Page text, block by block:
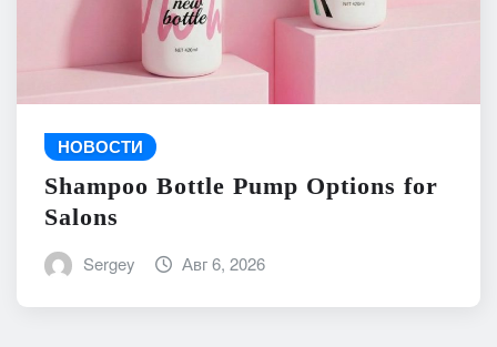
НОВОСТИ
Shampoo Bottle Pump Options for
Salons
Sergey Авг 6, 2026